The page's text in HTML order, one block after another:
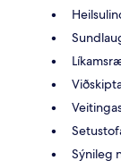
Sýnileg